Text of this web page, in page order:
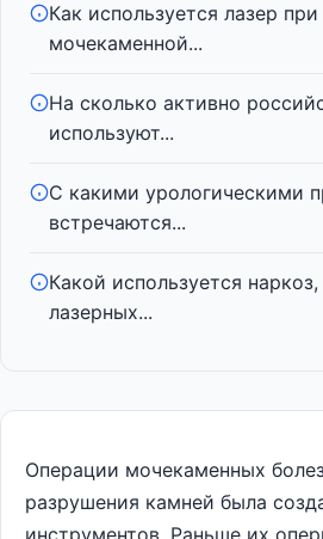
Как используется лазер
мочекаменной...
На сколько активно
используют...
С какими урологическими
встречаются...
Какой используется
лазерных...
Операции мочекаменных
разрушения камней была
инструментов. Раньше их